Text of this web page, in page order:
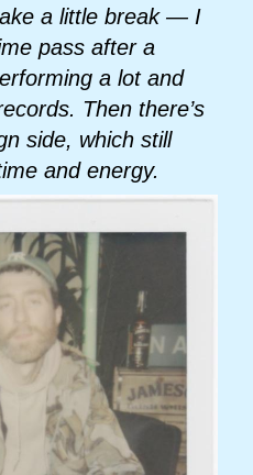
a little break — I
pass after a
a lot and
Then there’s
side, which still
and energy.